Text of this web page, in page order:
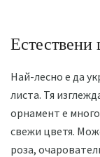
Естествени
Най-лесно е да
листа. Тя
орнамент е
свежи цветя.
роза,